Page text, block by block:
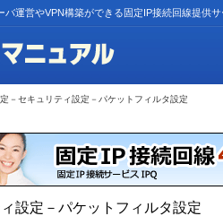
バ運営やVPN構築ができる固定IP接続回線提供
－セキュリティ設定－パケットフィルタ設定
設定－パケットフィルタ設定